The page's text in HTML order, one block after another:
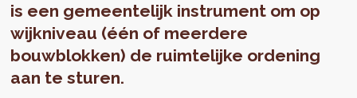
is een gemeentelijk instrument om op
wijkniveau (één of meerdere
bouwblokken) de ruimtelijke ordening
aan te sturen.